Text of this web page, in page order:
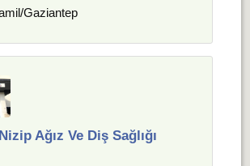
Gaziantep
Ağız Ve Diş Sağlığı